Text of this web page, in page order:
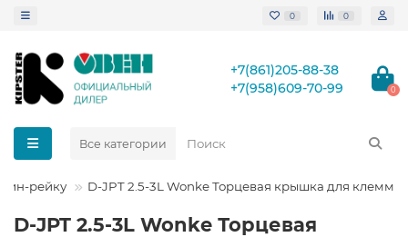
0 0
+7(861)205-88-38
+7(958)609-70-99
0
Все категории
рейку D-JPT 2.5-3L Wonke Торцевая крышка для клемм
D-JPT 2.5-3L Wonke Торцевая